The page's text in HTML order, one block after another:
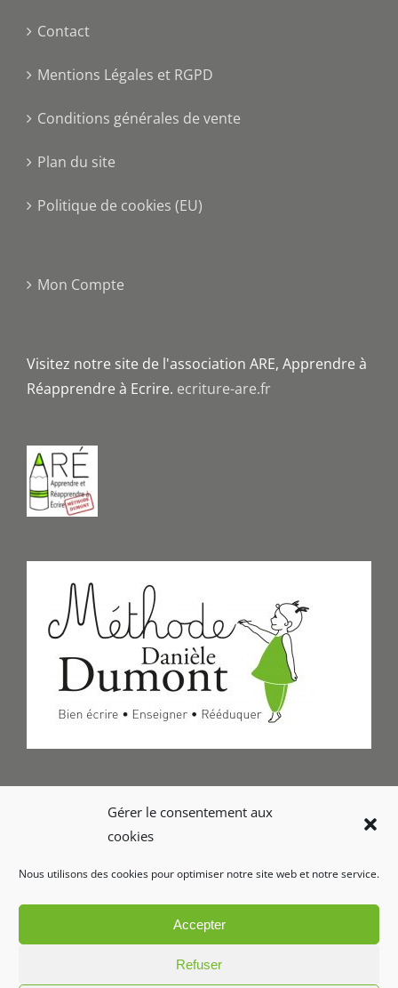
Gérer le consentement aux
cookies
Nous utilisons des cookies pour optimiser notre site web et notre service.
Accepter
Refuser
Contact
Mentions Légales et RGPD
Conditions générales de vente
Plan du site
Politique de cookies (EU)
Mon Compte
Visitez notre site de l'association ARE, Apprendre à
Réapprendre à Ecrire. ecriture-are.fr
Formulaire de Contact